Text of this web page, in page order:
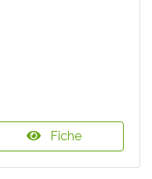
Fiche